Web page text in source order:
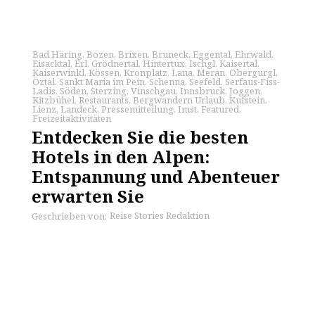
Bad Häring, Bozen, Brixen, Bruneck, Eggental, Ehrwald,
Eisacktal, Erl, Grödnertal, Hintertux, Ischgl, Kaisertal,
Kaiserwinkl, Kössen, Kronplatz, Lana, Meran, Obergurgl,
Öztal, Sankt Maria im Pein,Schenna, Seefeld, Serfaus-Fiss-
Ladis, Söden, Sterzing, Vinschgau, Innsbruck, Joggen,
Kitzbühel, Restaurants, Bergwandern Urlaub, Kufstein,
Lienz, Landeck, Pressemitteilung, Imst, Featured,
Freizeitaktivitäten
Entdecken Sie die besten
Hotels in den Alpen:
Entspannung und Abenteuer
erwarten Sie
Geschrieben von: Reise Stories Redaktion